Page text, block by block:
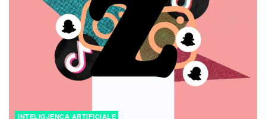
INTELIGJENCA ARTIFICIALE